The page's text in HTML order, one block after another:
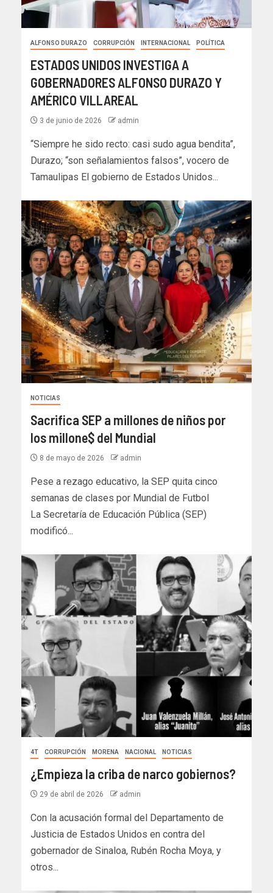
ALFONSO DURAZO CORRUPCIÓN INTERNACIONAL POLÍTICA
ESTADOS UNIDOS INVESTIGA A
GOBERNADORES ALFONSO DURAZO Y
AMÉRICO VILLAREAL
3 de junio de 2026 admin
“Siempre he sido recto: casi sudo agua bendita”,
Durazo; “son señalamientos falsos”, vocero de
Tamaulipas El gobierno de Estados Unidos...
NOTICIAS
Sacrifica SEP a millones de niños por
los millone$ del Mundial
8 de mayo de 2026 admin
Pese a rezago educativo, la SEP quita cinco
semanas de clases por Mundial de Futbol
La Secretaría de Educación Pública (SEP)
modificó...
4T CORRUPCIÓN MORENA NACIONAL NOTICIAS
¿Empieza la criba de narco gobiernos?
29 de abril de 2026 admin
Con la acusación formal del Departamento de
Justicia de Estados Unidos en contra del
gobernador de Sinaloa, Rubén Rocha Moya, y
otros...